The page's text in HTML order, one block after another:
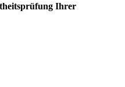
Ihrer